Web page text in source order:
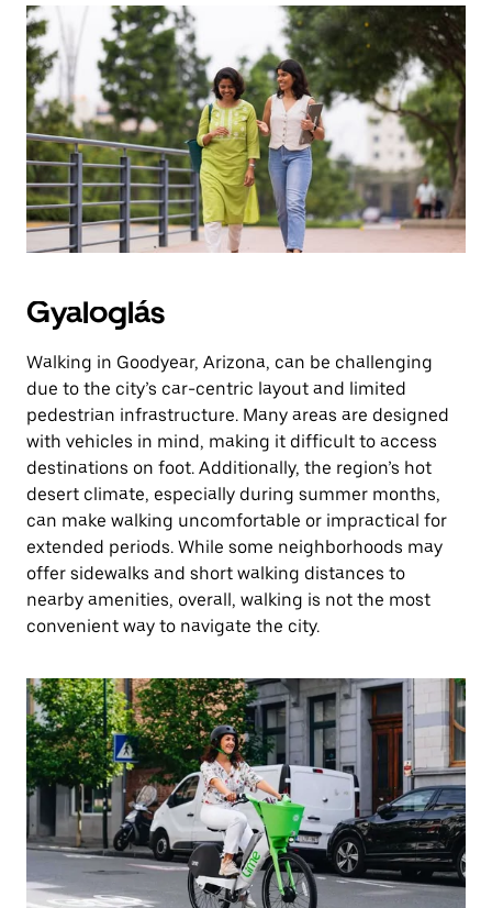
az
Escape
billentyűvel
zárhatod
be.
Gyaloglás
Walking in Goodyear, Arizona, can be challenging
due to the city’s car-centric layout and limited
pedestrian infrastructure. Many areas are designed
with vehicles in mind, making it difficult to access
destinations on foot. Additionally, the region’s hot
desert climate, especially during summer months,
can make walking uncomfortable or impractical for
extended periods. While some neighborhoods may
offer sidewalks and short walking distances to
nearby amenities, overall, walking is not the most
convenient way to navigate the city.